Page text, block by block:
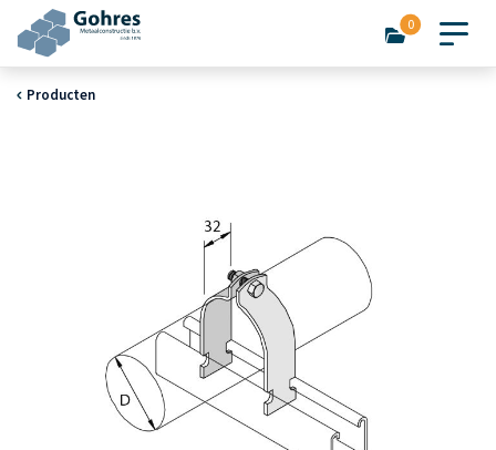
0
Producten